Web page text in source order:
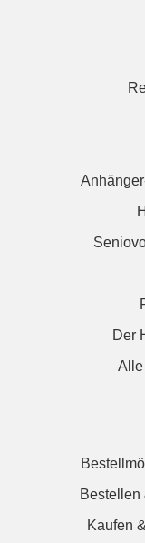
Der
Bestellen
Kaufen